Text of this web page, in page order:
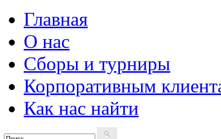
Главная
О нас
Сборы и турниры
Корпоративным
Как нас найти